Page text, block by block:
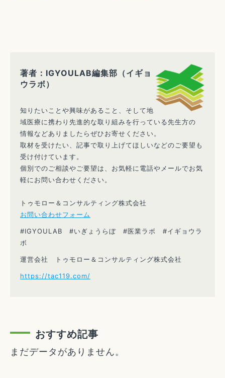
著者：IGYOULAB編集部（イギョ
ウラボ）
知りたいことや興味があること、そして地
域医療に携わり先進的な取り組みを行っている先生方の
情報などありましたらぜひお寄せください。
取材を受けたい、記事で取り上げてほしいなどのご要望も
受け付けています。
個別でのご相談やご要望は、お気軽に電話やメールでお気
軽にお問い合わせください。
トゥモロー＆コンサルティング株式会社
お問い合わせフォーム
#IGYOULAB #いぎょうらぼ #医業ラボ #イギョウラ
ボ
運営会社 トゥモロー＆コンサルティング株式会社
https://tac119.com/
おすすめ記事
まだデータがありません。